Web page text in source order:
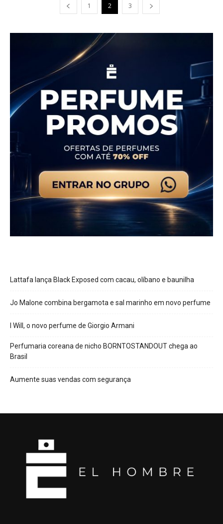
1 2 3
Lattafa lança Black Exposed com cacau, olíbano e baunilha
Jo Malone combina bergamota e sal marinho em novo perfume
I Will, o novo perfume de Giorgio Armani
Perfumaria coreana de nicho BORNTOSTANDOUT chega ao
Brasil
Aumente suas vendas com segurança